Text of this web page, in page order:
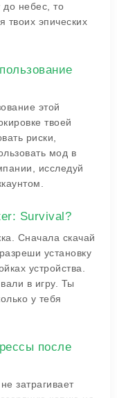
до небес, то
твоих эпических
этой
твоей
риски,
мод в
исследуй
Survival?
Сначала скачай
установку
устройства.
в игру. Ты
у тебя
после
затрагивает